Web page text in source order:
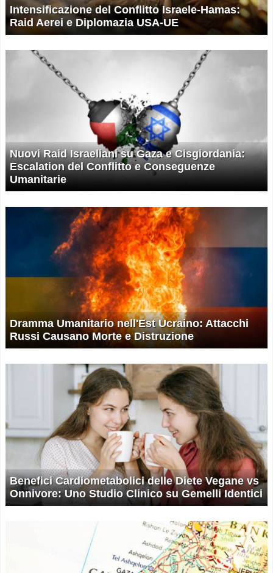
Intensificazione del Conflitto Israele-Hamas:
Raid Aerei e Diplomazia USA-UE
Nuovi Raid Israeliani su Gaza e Cisgiordania:
Escalation del Conflitto e Conseguenze
Umanitarie
Dramma Umanitario nell'Est Ucraino: Attacchi
Russi Causano Morte e Distruzione
Benefici Cardiometabolici delle Diete Vegane vs
Onnivore: Uno Studio Clinico su Gemelli Identici